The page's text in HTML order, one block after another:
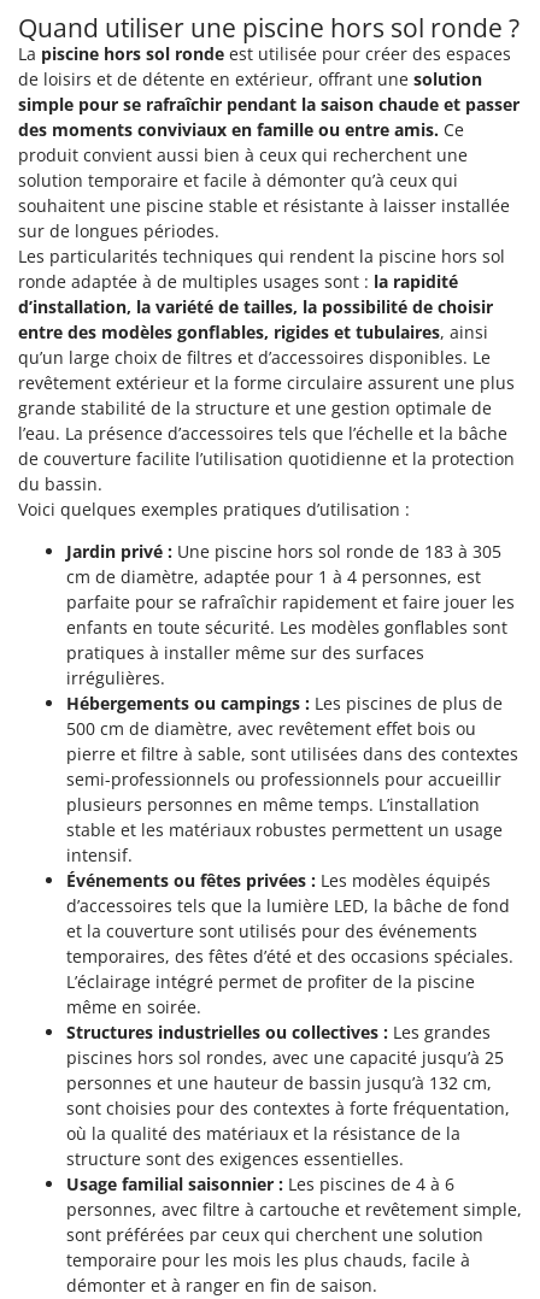
Quand utiliser une piscine hors sol ronde ?
La piscine hors sol ronde est utilisée pour créer des espaces
de loisirs et de détente en extérieur, offrant une solution
simple pour se rafraîchir pendant la saison chaude et passer
des moments conviviaux en famille ou entre amis. Ce
produit convient aussi bien à ceux qui recherchent une
solution temporaire et facile à démonter qu’à ceux qui
souhaitent une piscine stable et résistante à laisser installée
sur de longues périodes.
Les particularités techniques qui rendent la piscine hors sol
ronde adaptée à de multiples usages sont : la rapidité
d’installation, la variété de tailles, la possibilité de choisir
entre des modèles gonflables, rigides et tubulaires, ainsi
qu’un large choix de filtres et d’accessoires disponibles. Le
revêtement extérieur et la forme circulaire assurent une plus
grande stabilité de la structure et une gestion optimale de
l’eau. La présence d’accessoires tels que l’échelle et la bâche
de couverture facilite l’utilisation quotidienne et la protection
du bassin.
Voici quelques exemples pratiques d’utilisation :
Jardin privé : Une piscine hors sol ronde de 183 à 305
cm de diamètre, adaptée pour 1 à 4 personnes, est
parfaite pour se rafraîchir rapidement et faire jouer les
enfants en toute sécurité. Les modèles gonflables sont
pratiques à installer même sur des surfaces
irrégulières.
Hébergements ou campings : Les piscines de plus de
500 cm de diamètre, avec revêtement effet bois ou
pierre et filtre à sable, sont utilisées dans des contextes
semi-professionnels ou professionnels pour accueillir
plusieurs personnes en même temps. L’installation
stable et les matériaux robustes permettent un usage
intensif.
Événements ou fêtes privées : Les modèles équipés
d’accessoires tels que la lumière LED, la bâche de fond
et la couverture sont utilisés pour des événements
temporaires, des fêtes d’été et des occasions spéciales.
L’éclairage intégré permet de profiter de la piscine
même en soirée.
Structures industrielles ou collectives : Les grandes
piscines hors sol rondes, avec une capacité jusqu’à 25
personnes et une hauteur de bassin jusqu’à 132 cm,
sont choisies pour des contextes à forte fréquentation,
où la qualité des matériaux et la résistance de la
structure sont des exigences essentielles.
Usage familial saisonnier : Les piscines de 4 à 6
personnes, avec filtre à cartouche et revêtement simple,
sont préférées par ceux qui cherchent une solution
temporaire pour les mois les plus chauds, facile à
démonter et à ranger en fin de saison.